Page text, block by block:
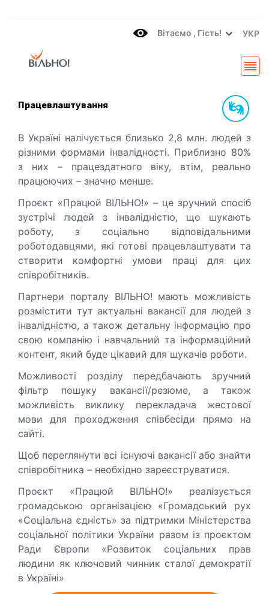
Вітаємo , Гість! УКР
Працевлаштування
В Україні налічується близько 2,8 млн. людей з
різними формами інвалідності. Приблизно 80%
з них – працездатного віку, втім, реально
працюючих – значно менше.
Проєкт «Працюй ВІЛЬНО!» – це зручний спосіб
зустрічі людей з інвалідністю, що шукають
роботу, з соціально відповідальними
роботодавцями, які готові працевлаштувати та
створити комфортні умови праці для цих
співробітників.
Партнери порталу ВІЛЬНО! мають можливість
розмістити тут актуальні вакансії для людей з
інвалідністю, а також детальну інформацію про
свою компанію і навчальний та інформаційний
контент, який буде цікавий для шукачів роботи.
Можливості розділу передбачають зручний
фільтр пошуку вакансії/резюме, а також
можливість виклику перекладача жестової
мови для проходження співбесіди прямо на
сайті.
Щоб переглянути всі існуючі вакансії або знайти
співробітника – необхідно зареєструватися.
Проєкт «Працюй ВІЛЬНО!» реалізується
громадською організацією «Громадський рух
«Соціальна єдність» за підтримки Міністерства
соціальної політики України разом із проєктом
Ради Європи «Розвиток соціальних прав
людини як ключовий чинник сталої демократії
в Україні»